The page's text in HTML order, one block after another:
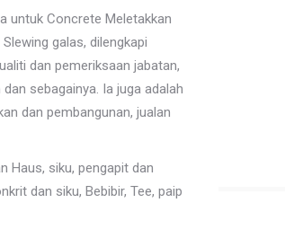
untuk Concrete Meletakkan
galas, dilengkapi
dan pemeriksaan jabatan,
sebagainya. Ia juga adalah
dan pembangunan, jualan
Haus, siku, pengapit dan
dan siku, Bebibir, Tee, paip